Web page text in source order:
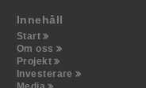
Innehåll
Start
Om oss
Projekt
Investerare